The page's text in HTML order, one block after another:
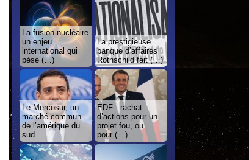
La fusion nucléaire
un enjeu
international qui
pèse (…)
La prestigieuse
banque d’affaires
Rothschild fait (…)
Le Mercosur, un
marché commun
de l’amérique du
sud
EDF : rachat
d’actions pour un
projet fou, ou
pour (…)